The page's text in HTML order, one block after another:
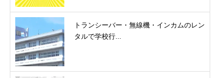
トランシーバー・無線機・インカムのレン
タルで学校行...